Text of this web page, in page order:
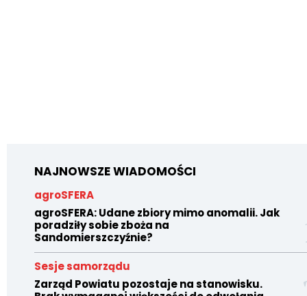
NAJNOWSZE WIADOMOŚCI
agroSFERA
agroSFERA: Udane zbiory mimo anomalii. Jak
poradziły sobie zboża na
Sandomierszczyźnie?
Sesje samorządu
Zarząd Powiatu pozostaje na stanowisku.